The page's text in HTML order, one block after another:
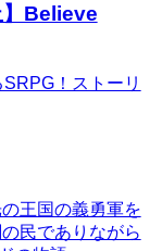
】Believe
！ストーリ
王国の義勇軍を
民でありながら